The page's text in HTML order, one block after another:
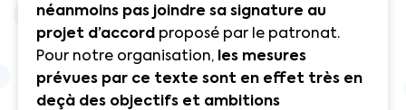
néanmoins pas joindre sa signature au
projet d’accord proposé par le patronat.
Pour notre organisation, les mesures
prévues par ce texte sont en effet très en
deçà des objectifs et ambitions